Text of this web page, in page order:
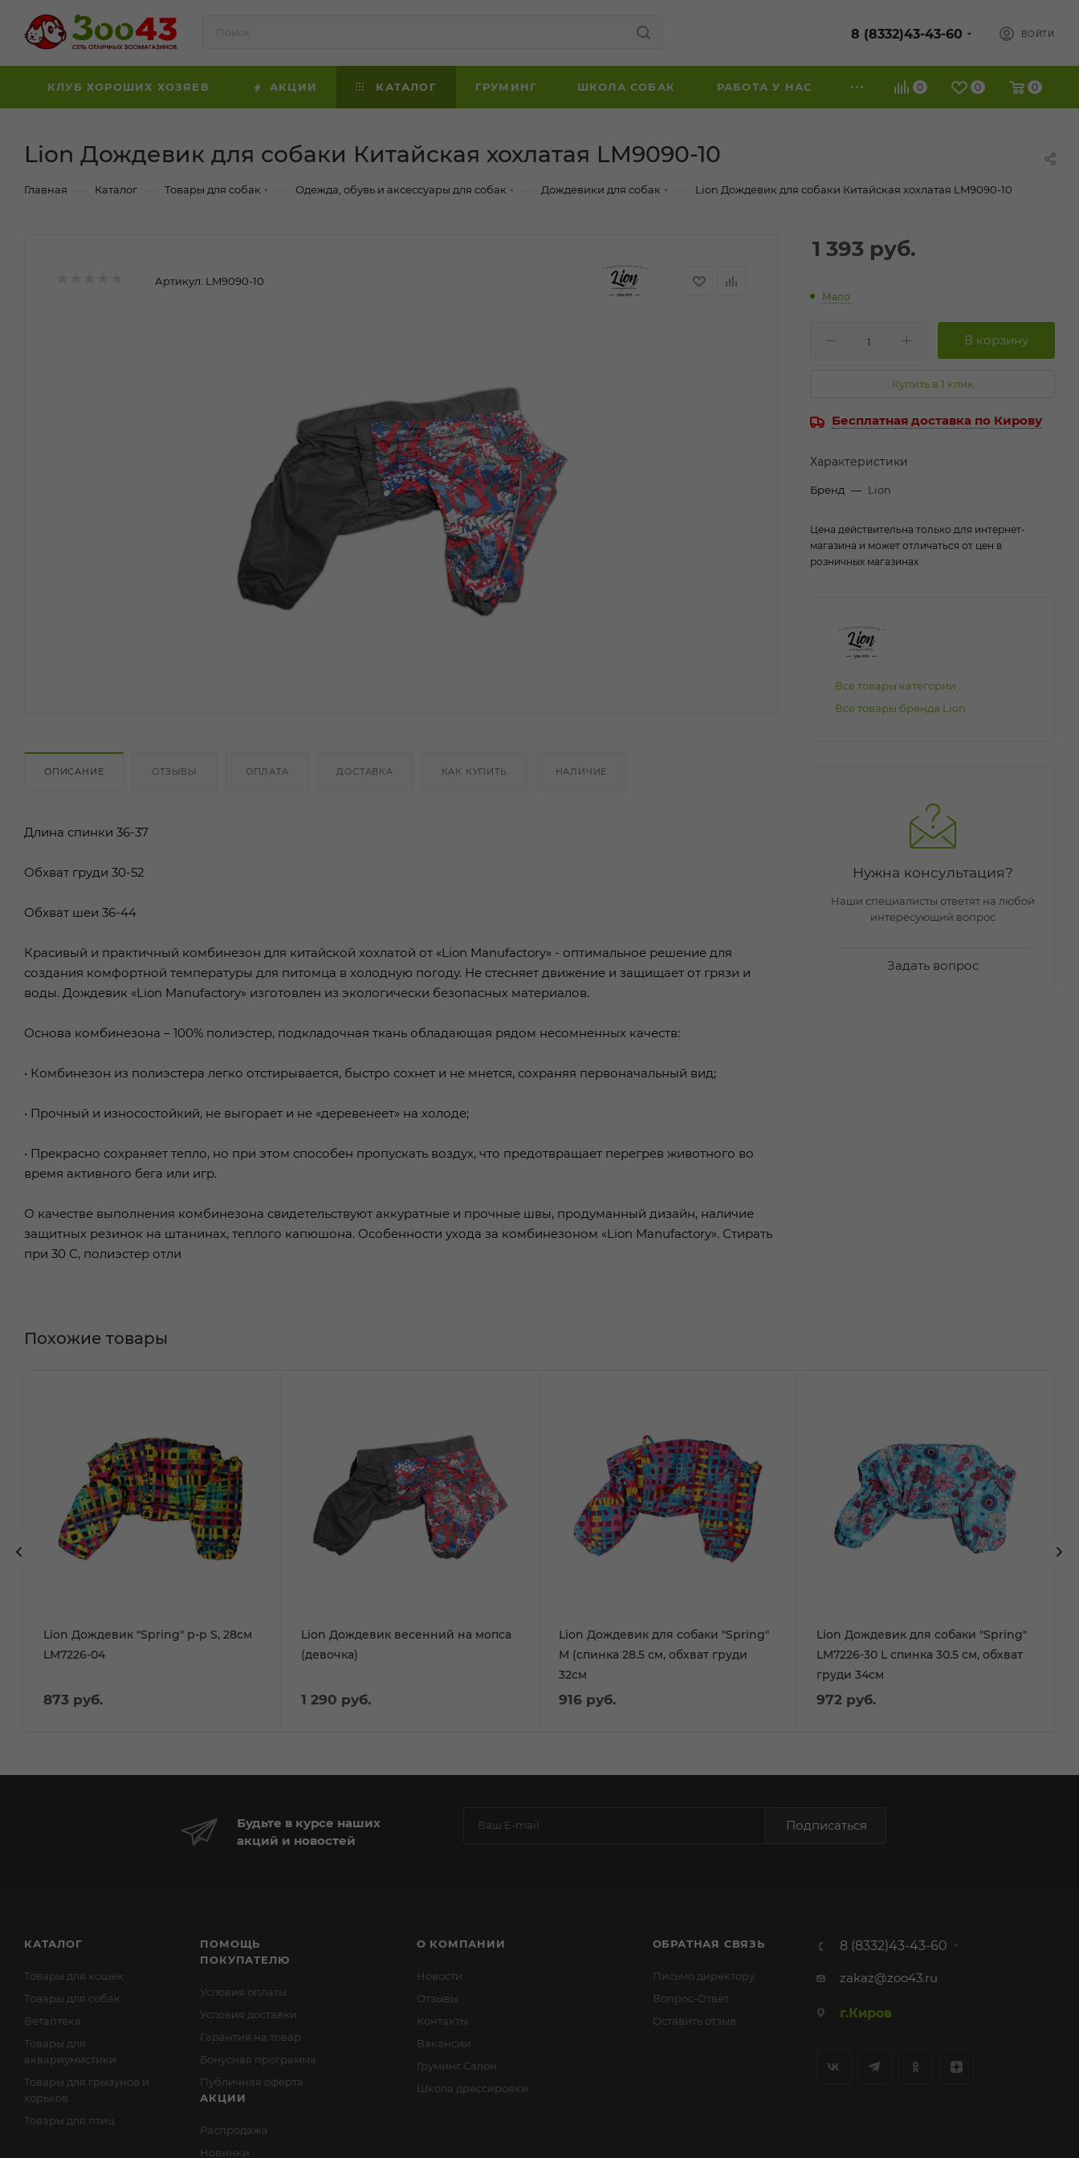
8 (8332)43-43-60 ВОЙТИ
0 0 0
КЛУБ ХОРОШИХ ХОЗЯЕВ АКЦИИ КАТАЛОГ ГРУМИНГ ШКОЛА СОБАК РАБОТА У НАС
Lion Дождевик для собаки Китайская хохлатая LM9090-10
Главная Каталог Товары для собак Одежда, обувь и аксессуары для собак Дождевики для собак Lion Дождевик для собаки Китайская хохлатая LM9090-10
Артикул: LM9090-10
ОПИСАНИЕ ОТЗЫВЫ ОПЛАТА ДОСТАВКА КАК КУПИТЬ НАЛИЧИЕ
Длина спинки 36-37
Обхват груди 30-52
Обхват шеи 36-44
Красивый и практичный комбинезон для китайской хохлатой от «Lion Manufactory» - оптимальное решение для
создания комфортной температуры для питомца в холодную погоду. Не стесняет движение и защищает от грязи и
воды. Дождевик «Lion Manufactory» изготовлен из экологически безопасных материалов.
Основа комбинезона – 100% полиэстер, подкладочная ткань обладающая рядом несомненных качеств:
• Комбинезон из полиэстера легко отстирывается, быстро сохнет и не мнется, сохраняя первоначальный вид;
• Прочный и износостойкий, не выгорает и не «деревенеет» на холоде;
• Прекрасно сохраняет тепло, но при этом способен пропускать воздух, что предотвращает перегрев животного во
время активного бега или игр.
О качестве выполнения комбинезона свидетельствуют аккуратные и прочные швы, продуманный дизайн, наличие
защитных резинок на штанинах, теплого капюшона. Особенности ухода за комбинезоном «Lion Manufactory». Стирать
при 30 С, полиэстер отли
1 393 руб.
Мало
Купить в 1 клик
Бесплатная доставка по Кирову
Характеристики
Бренд — Lion
Цена действительна только для интернет-
магазина и может отличаться от цен в
розничных магазинах
Все товары категории
Все товары бренда Lion
Нужна консультация?
Наши специалисты ответят на любой
интересующий вопрос
Задать вопрос
Lion Дождевик "Spring" р-р S, 28см
LM7226-04
873 руб.
Lion Дождевик весенний на мопса
(девочка)
1 290 руб.
Lion Дождевик для собаки "Spring"
M (спинка 28.5 см, обхват груди
32см
916 руб.
Lion Дождевик для собаки "Spring"
LM7226-30 L спинка 30.5 см, обхват
груди 34см
972 руб.
Похожие товары
Будьте в курсе наших
акций и новостей
Подписаться
КАТАЛОГ
Товары для кошек
Товары для собак
Ветаптека
Товары для
аквариумистики
Товары для грызунов и
хорьков
Товары для птиц
ПОМОЩЬ
ПОКУПАТЕЛЮ
Условия оплаты
Условия доставки
Гарантия на товар
Бонусная программа
Публичная оферта
АКЦИИ
Распродажа
Новинки
О КОМПАНИИ
Новости
Отзывы
Контакты
Вакансии
Груминг Салон
Школа дрессировки
ОБРАТНАЯ СВЯЗЬ
Письмо директору
Вопрос-Ответ
Оставить отзыв
8 (8332)43-43-60
zakaz@zoo43.ru
г.Киров